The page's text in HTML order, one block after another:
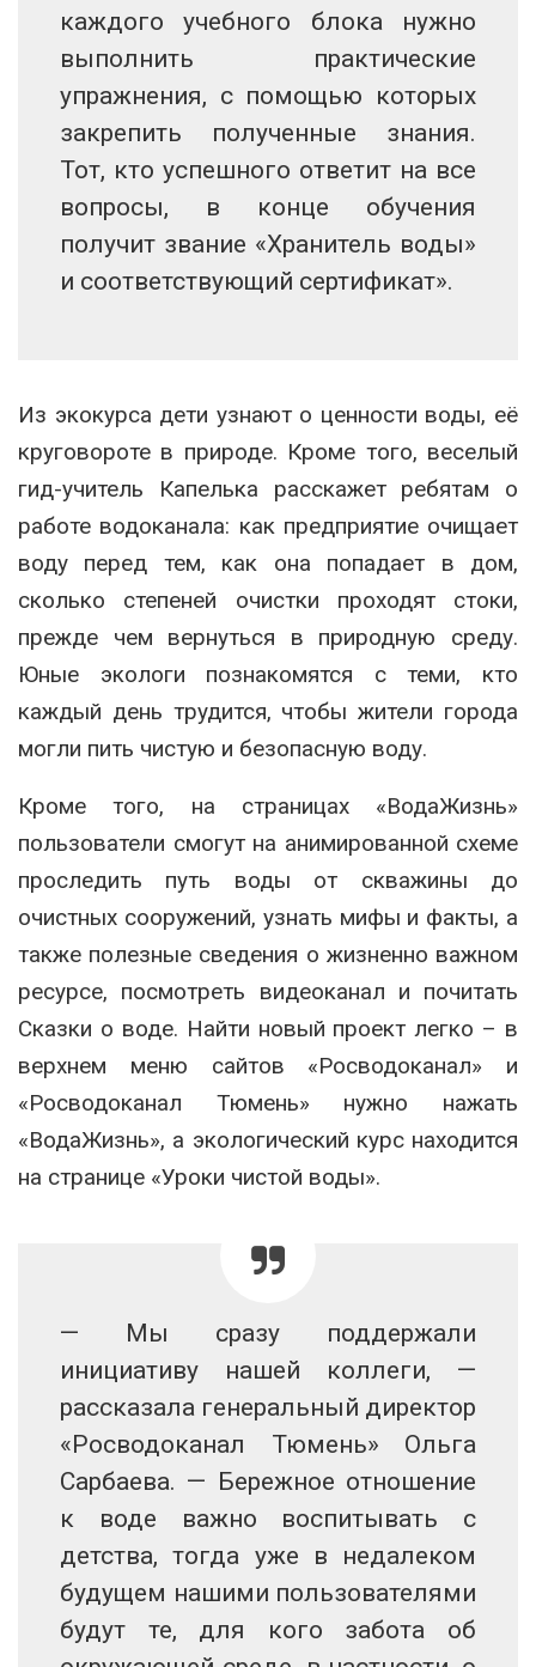
каждого учебного блока нужно
выполнить практические
упражнения, с помощью которых
закрепить полученные знания.
Тот, кто успешного ответит на все
вопросы, в конце обучения
получит звание «Хранитель воды»
и соответствующий сертификат».
Из экокурса дети узнают о ценности воды, её
круговороте в природе. Кроме того, веселый
гид-учитель Капелька расскажет ребятам о
работе водоканала: как предприятие очищает
воду перед тем, как она попадает в дом,
сколько степеней очистки проходят стоки,
прежде чем вернуться в природную среду.
Юные экологи познакомятся с теми, кто
каждый день трудится, чтобы жители города
могли пить чистую и безопасную воду.
Кроме того, на страницах «ВодаЖизнь»
пользователи смогут на анимированной схеме
проследить путь воды от скважины до
очистных сооружений, узнать мифы и факты, а
также полезные сведения о жизненно важном
ресурсе, посмотреть видеоканал и почитать
Сказки о воде. Найти новый проект легко – в
верхнем меню сайтов «Росводоканал» и
«Росводоканал Тюмень» нужно нажать
«ВодаЖизнь», а экологический курс находится
на странице «Уроки чистой воды».
— Мы сразу поддержали
инициативу нашей коллеги, —
рассказала генеральный директор
«Росводоканал Тюмень» Ольга
Сарбаева. — Бережное отношение
к воде важно воспитывать с
детства, тогда уже в недалеком
будущем нашими пользователями
будут те, для кого забота об